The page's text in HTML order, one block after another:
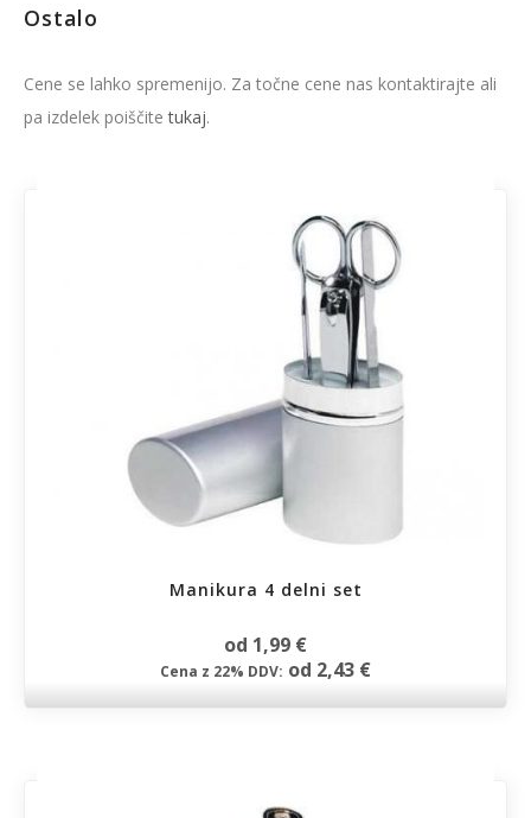
MAJICE & TEKSTIL
Ostalo
Cene se lahko spremenijo. Za točne cene nas kontaktirajte ali
pa izdelek poiščitetukaj.
Manikura 4 delni set
od 1,99 €
Cena z 22% DDV: od 2,43 €